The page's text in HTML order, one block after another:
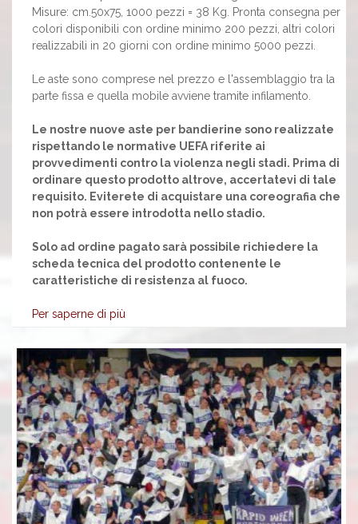
Misure: cm.50x75, 1000 pezzi = 38 Kg. Pronta consegna per
colori disponibili con ordine minimo 200 pezzi, altri colori
realizzabili in 20 giorni con ordine minimo 5000 pezzi.
Le aste sono comprese nel prezzo e l'assemblaggio tra la
parte fissa e quella mobile avviene tramite infilamento.
Le nostre nuove aste per bandierine sono realizzate
rispettando le normative UEFA riferite ai
provvedimenti contro la violenza negli stadi. Prima di
ordinare questo prodotto altrove, accertatevi di tale
requisito. Eviterete di acquistare una coreografia che
non potrà essere introdotta nello stadio.
Solo ad ordine pagato sarà possibile richiedere la
scheda tecnica del prodotto contenente le
caratteristiche di resistenza al fuoco.
Per saperne di più